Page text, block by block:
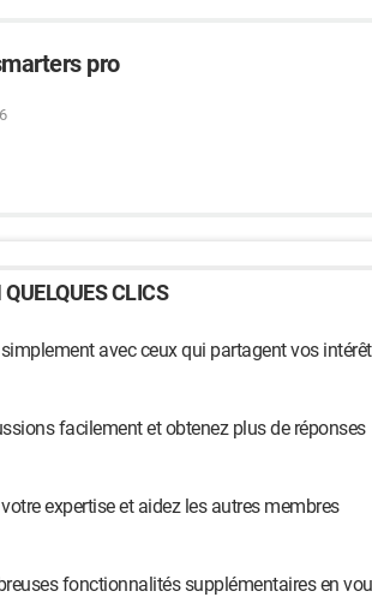
pro
CLICS
avec ceux qui partagent vos
facilement et obtenez plus de réponses
expertise et aidez les autres membres
fonctionnalités supplémentaires en